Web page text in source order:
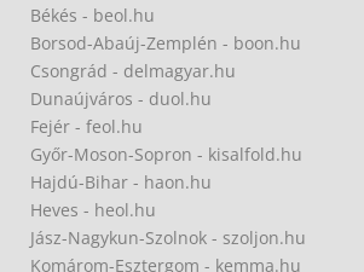
Békés - beol.hu
Borsod-Abaúj-Zemplén - boon.hu
Csongrád - delmagyar.hu
Dunaújváros - duol.hu
Fejér - feol.hu
Győr-Moson-Sopron - kisalfold.hu
Hajdú-Bihar - haon.hu
Heves - heol.hu
Jász-Nagykun-Szolnok - szoljon.hu
Komárom-Esztergom - kemma.hu